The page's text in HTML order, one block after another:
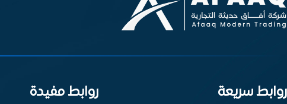
روابط سريعة روابط مفيدة